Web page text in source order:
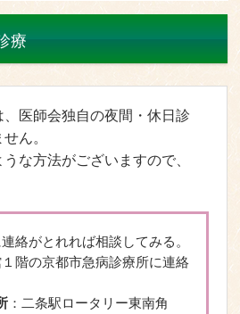
療
、医師会独自の夜間・休日診
ん。
な方法がございますので、
絡がとれれば相談してみる。
階の京都市急病診療所に連絡
：二条駅ロータリー東南角